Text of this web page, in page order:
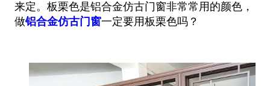
来定。板栗色是铝合金仿古门窗非常常用的颜色，
做铝合金仿古门窗一定要用板栗色吗？